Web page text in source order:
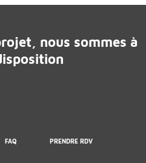
nous sommes à
FAQ PRENDRE RDV